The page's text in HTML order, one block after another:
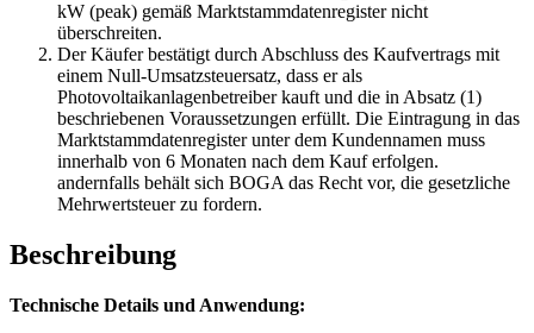
kW (peak) gemäß Marktstammdatenregister nicht
überschreiten.
Der Käufer bestätigt durch Abschluss des Kaufvertrags mit
einem Null-Umsatzsteuersatz, dass er als
Photovoltaikanlagenbetreiber kauft und die in Absatz (1)
beschriebenen Voraussetzungen erfüllt. Die Eintragung in das
Marktstammdatenregister unter dem Kundennamen muss
innerhalb von 6 Monaten nach dem Kauf erfolgen.
andernfalls behält sich BOGA das Recht vor, die gesetzliche
Mehrwertsteuer zu fordern.
Beschreibung
Technische Details und Anwendung: